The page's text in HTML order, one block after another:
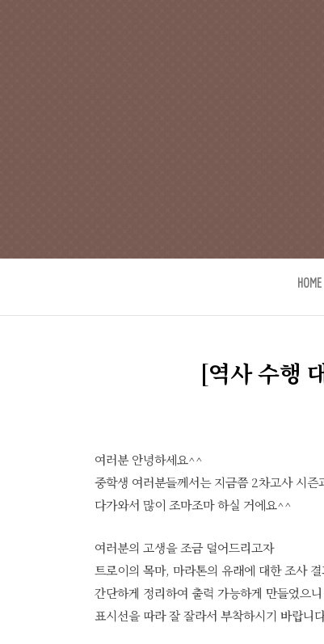
카페지기 커피사유의 커피
HOME
[역사 수행
여러분 안녕하세요^^
중학생 여러분들께서는 지금쯤 2차고사 시
다가와서 많이 조마조마 하실 거에요^^
여러분의 고생을 조금 덜어드리고자
트로이의 목마, 마라톤의 유래에 대한 조사
간단하게 정리하여 출력 가능하게 만들었으
표시선을 따라 잘 잘라서 부착하시기 바랍니